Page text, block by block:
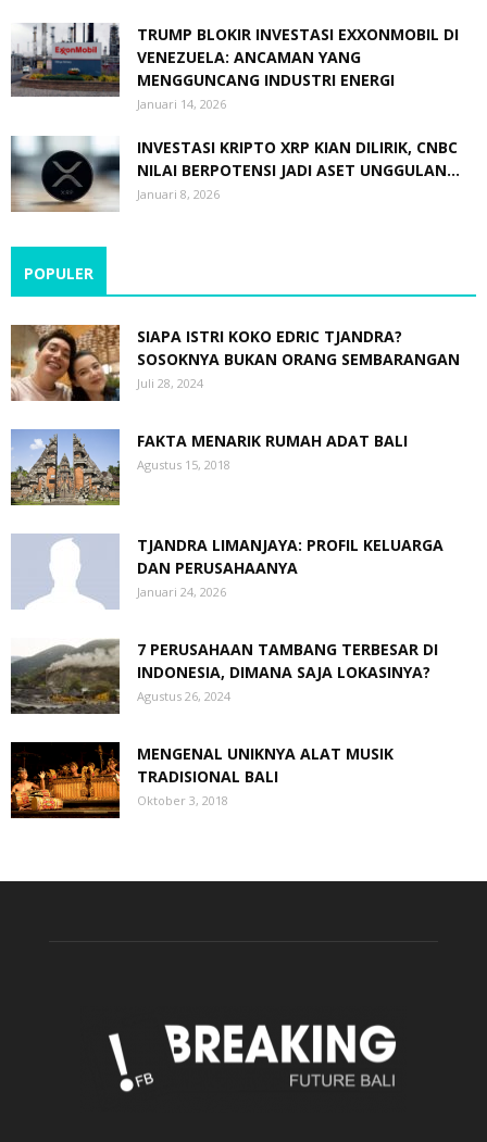
TRUMP BLOKIR INVESTASI EXXONMOBIL DI
VENEZUELA: ANCAMAN YANG
MENGGUNCANG INDUSTRI ENERGI
Januari 14, 2026
INVESTASI KRIPTO XRP KIAN DILIRIK, CNBC
NILAI BERPOTENSI JADI ASET UNGGULAN...
Januari 8, 2026
POPULER
SIAPA ISTRI KOKO EDRIC TJANDRA?
SOSOKNYA BUKAN ORANG SEMBARANGAN
Juli 28, 2024
FAKTA MENARIK RUMAH ADAT BALI
Agustus 15, 2018
TJANDRA LIMANJAYA: PROFIL KELUARGA
DAN PERUSAHAANYA
Januari 24, 2026
7 PERUSAHAAN TAMBANG TERBESAR DI
INDONESIA, DIMANA SAJA LOKASINYA?
Agustus 26, 2024
MENGENAL UNIKNYA ALAT MUSIK
TRADISIONAL BALI
Oktober 3, 2018